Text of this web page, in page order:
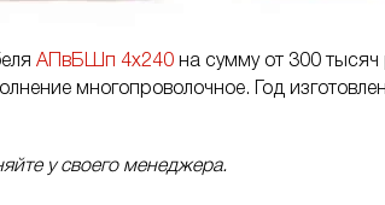
АПвБШп 4х240на сумму от 300 тысяч
многопроволочное. Год
у своего менеджера.